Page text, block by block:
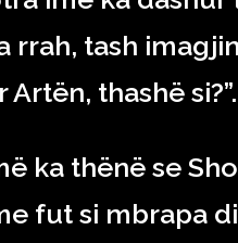
rrah, tash
Artën, thashë si?”.
ka thënë se
fut si mbrapa